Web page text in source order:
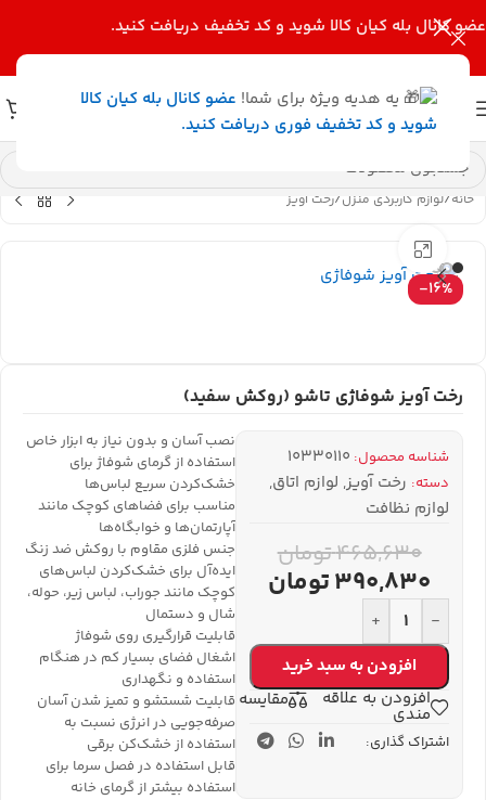
یه هدیه ویژه برای شما! عضو کانال بله کیان کالا
شوید و کد تخفیف فوری دریافت کنید.
عضو کانال بله کیان کالا شوید و کد تخفیف دریافت کنید.
خانه/لوازم کاربردی منزل/رخت آویز
-16%
بزرگنمایی تصویر
رخت آویز شوفاژی تاشو (روکش سفید)
نصب آسان و بدون نیاز به ابزار خاص
استفاده از گرمای شوفاژ برای
خشک‌کردن سریع لباس‌ها
مناسب برای فضاهای کوچک مانند
آپارتمان‌ها و خوابگاه‌ها
جنس فلزی مقاوم با روکش ضد زنگ
ایده‌آل برای خشک‌کردن لباس‌های
کوچک مانند جوراب، لباس زیر، حوله،
شال و دستمال
قابلیت قرارگیری روی شوفاژ
اشغال فضای بسیار کم در هنگام
استفاده و نگهداری
قابلیت شستشو و تمیز شدن آسان
صرفه‌جویی در انرژی نسبت به
استفاده از خشک‌کن برقی
قابل استفاده در فصل سرما برای
استفاده بیشتر از گرمای خانه
شناسه محصول: 10330110
دسته: رخت آویز, لوازم اتاق,
لوازم نظافت
465,630تومان
390,830تومان
-
+
افزودن به سبد خرید
افزودن به علاقه
مندی
مقایسه
اشتراک گذاری: